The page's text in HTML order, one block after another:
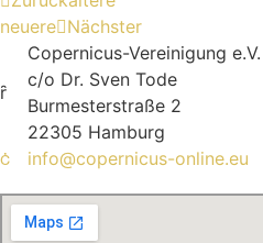
neuere Nächster
Copernicus-Vereinigung e.V.
c/o Dr. Sven Tode
Burmesterstraße 2
22305 Hamburg
info@copernicus-online.eu